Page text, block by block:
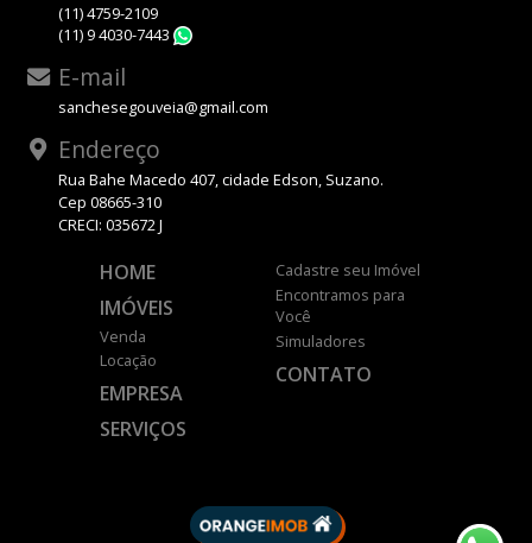
(11) 4759-2109
(11) 9 4030-7443
E-mail
sanchesegouveia@gmail.com
Endereço
Rua Bahe Macedo 407, cidade Edson, Suzano.
Cep 08665-310
CRECI: 035672 J
HOME
IMÓVEIS
Venda
Locação
EMPRESA
SERVIÇOS
Cadastre seu Imóvel
Encontramos para
Você
Simuladores
CONTATO